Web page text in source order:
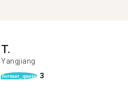
T.
Yangjiang
format_quote 3